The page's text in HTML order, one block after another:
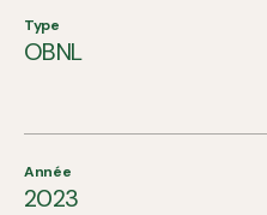
Type
OBNL
Année
2023